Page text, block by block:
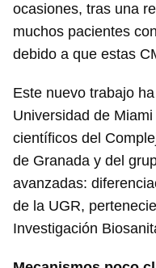
ocasiones, tras una
muchos pacientes
debido a que estas
Este nuevo trabajo
Universidad de
científicos del
de Granada y del
avanzadas:
de la UGR,
Investigación